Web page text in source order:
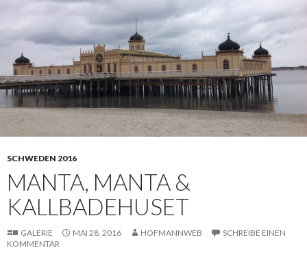
SCHWEDEN 2016
MANTA, MANTA &
KALLBADEHUSET
GALERIE MAI 28, 2016 HOFMANNWEB
SCHREIBE EINEN
KOMMENTAR